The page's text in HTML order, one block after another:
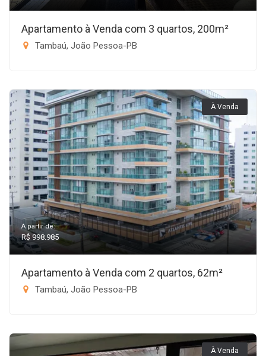
Apartamento à Venda com 3 quartos, 200m²
Tambaú, João Pessoa-PB
À Venda
A partir de:
R$ 998.985
Apartamento à Venda com 2 quartos, 62m²
Tambaú, João Pessoa-PB
À Venda